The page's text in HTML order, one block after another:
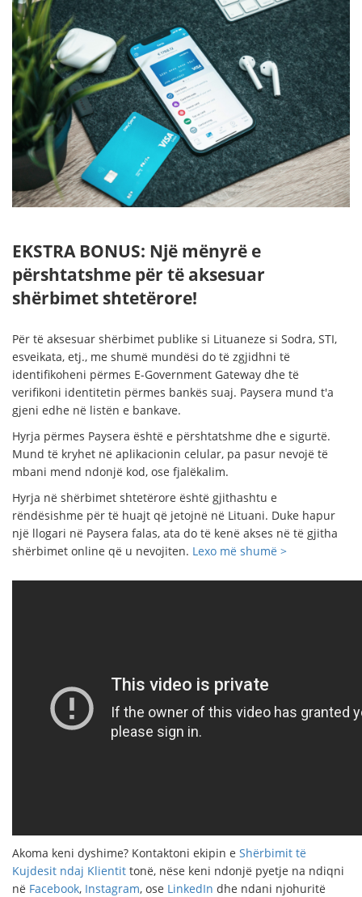
EKSTRA BONUS: Një mënyrë e
përshtatshme për të aksesuar
shërbimet shtetërore!
Për të aksesuar shërbimet publike si Lituaneze si Sodra, STI,
esveikata, etj., me shumë mundësi do të zgjidhni të
identifikoheni përmes E-Government Gateway dhe të
verifikoni identitetin përmes bankës suaj. Paysera mund t'a
gjeni edhe në listën e bankave.
Hyrja përmes Paysera është e përshtatshme dhe e sigurtë.
Mund të kryhet në aplikacionin celular, pa pasur nevojë të
mbani mend ndonjë kod, ose fjalëkalim.
Hyrja në shërbimet shtetërore është gjithashtu e
rëndësishme për të huajt që jetojnë në Lituani. Duke hapur
një llogari në Paysera falas, ata do të kenë akses në të gjitha
shërbimet online që u nevojiten. Lexo më shumë >
Akoma keni dyshime? Kontaktoni ekipin e Shërbimit të
Kujdesit ndaj Klientit tonë, nëse keni ndonjë pyetje na ndiqni
në Facebook, Instagram, ose LinkedIn dhe ndani njohuritë